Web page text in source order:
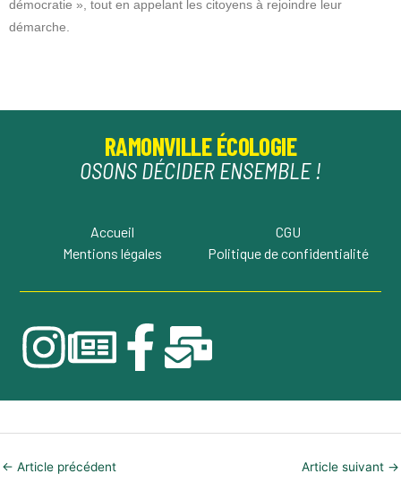
démocratie », tout en appelant les citoyens à rejoindre leur
démarche.
RAMONVILLE ÉCOLOGIE
OSONS DÉCIDER ENSEMBLE !
Accueil
CGU
Mentions légales
Politique de confidentialité
← Article précédent Article suivant →